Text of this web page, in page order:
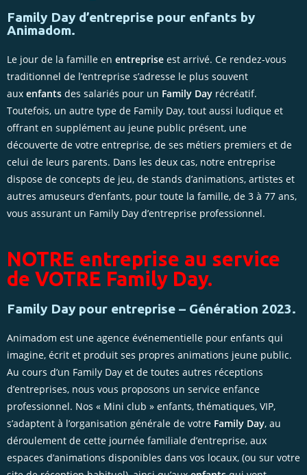
Family Day d’entreprise pour enfants by
Animadom.
Le jour de la famille en entreprise est arrivé. Ce rendez-vous
traditionnel de l’entreprise s’adresse le plus souvent
aux enfants des salariés pour un Family Day récréatif.
Toutefois, un autre type de Family Day, tout aussi ludique et
offrant en supplément au jeune public présent, une
découverte de votre entreprise, de ses métiers premiers et de
celui de leurs parents. Dans les deux cas, notre entreprise
dispose de concepts de jeu, de stands d’animations, artistes et
autres amuseurs d’enfants, pour toute la famille, de 3 à 77 ans,
vous assurant un Family Day d’entreprise professionnel.
NOTRE entreprise au service
de VOTRE Family Day.
Family Day pour entreprise – Génération 2023.
Animadom est une agence événementielle pour enfants qui
imagine, écrit et produit ses propres animations jeune public.
Au cours d’un Family Day et de toutes autres réceptions
d’entreprises, nous vous proposons un service enfance
professionnel. Nos « Mini club » enfants, thématiques, VIP,
s’adaptent à l’organisation générale de votre Family Day, au
déroulement de cette journée familiale d’entreprise, aux
espaces d’animations disponibles dans vos locaux, (ou sur votre